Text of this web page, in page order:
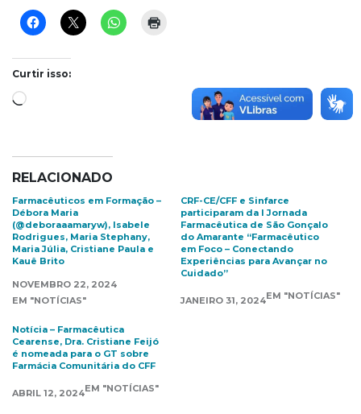
Curtir isso:
Carregando...
RELACIONADO
Farmacêuticos em Formação –
Débora Maria
(@deboraaamaryw), Isabele
Rodrigues, Maria Stephany,
Maria Júlia, Cristiane Paula e
Kauê Brito
NOVEMBRO 22, 2024
EM "NOTÍCIAS"
CRF-CE/CFF e Sinfarce
participaram da I Jornada
Farmacêutica de São Gonçalo
do Amarante “Farmacêutico
em Foco – Conectando
Experiências para Avançar no
Cuidado”
JANEIRO 31, 2024EM "NOTÍCIAS"
Notícia – Farmacêutica
Cearense, Dra. Cristiane Feijó
é nomeada para o GT sobre
Farmácia Comunitária do CFF
ABRIL 12, 2024EM "NOTÍCIAS"